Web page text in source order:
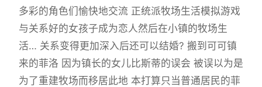
多彩的角色们愉快地交流 正统派牧场生活模拟游戏
与关系好的女孩子成为恋人然后在小镇的牧场生
活… 关系变得更加深入后还可以结婚? 搬到可可镇
来的菲洛 因为镇长的女儿比斯蒂的误会 被误以为是
为了重建牧场而移居此地 本打算只当普通居民的菲